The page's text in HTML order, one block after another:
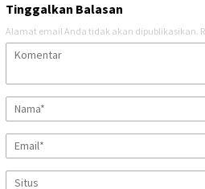
Tinggalkan Balasan
Alamat email Anda tidak akan dipublikasikan.